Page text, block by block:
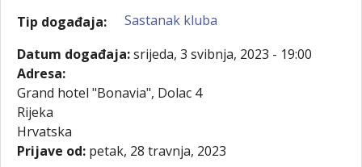
Tip događaja:
Sastanak kluba
Datum događaja:srijeda, 3 svibnja, 2023 - 19:00
Adresa:
Grand hotel "Bonavia", Dolac 4
Rijeka
Hrvatska
Prijave od: petak, 28 travnja, 2023